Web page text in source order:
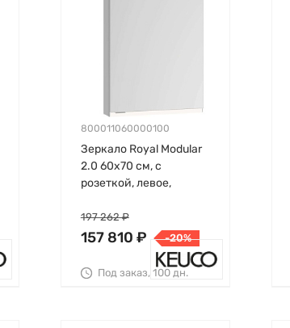
800011060000100
Зеркало Royal Modular
2.0 60х70 см, с
розеткой, левое,
подсветкой, Keuco
157 810 ₽
197 262 ₽
-20%
Под заказ, 100 дн.